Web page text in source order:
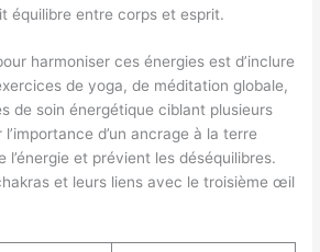
équilibre entre corps et esprit.
harmoniser ces énergies est d’inclure
de yoga, de méditation globale,
de soin énergétique ciblant plusieurs
d’un ancrage à la terre
l’énergie et prévient les déséquilibres.
et leurs liens avec le troisième œil